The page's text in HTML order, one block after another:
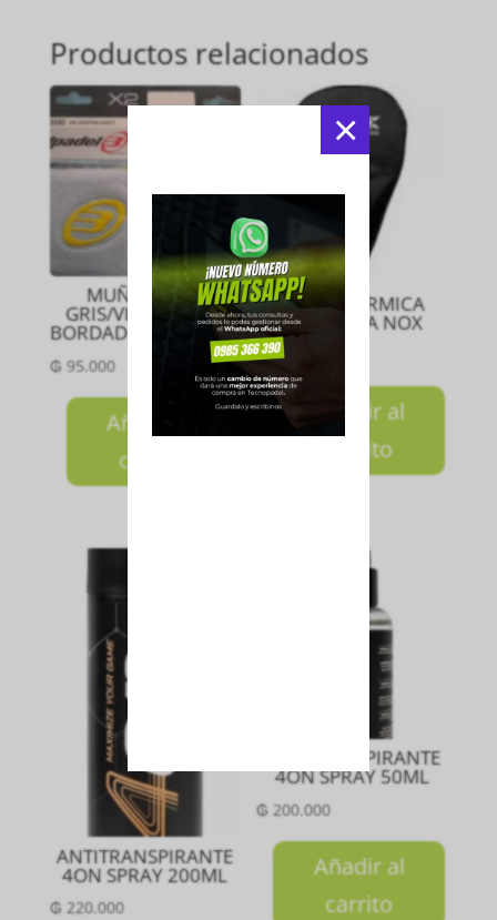
×
Productos relacionados
MUÑEQUERA
GRIS/VIGORE CON
BORDADO AMARILLO
₲95.000
Añadir al
carrito
FUNDA TERMICA
PARA PALA NOX
₲150.000
Añadir al
carrito
ANTITRANSPIRANTE
4ON SPRAY 200ML
₲220.000
ANTITRANSPIRANTE
4ON SPRAY 50ML
₲ 200.000
Añadir al
carrito